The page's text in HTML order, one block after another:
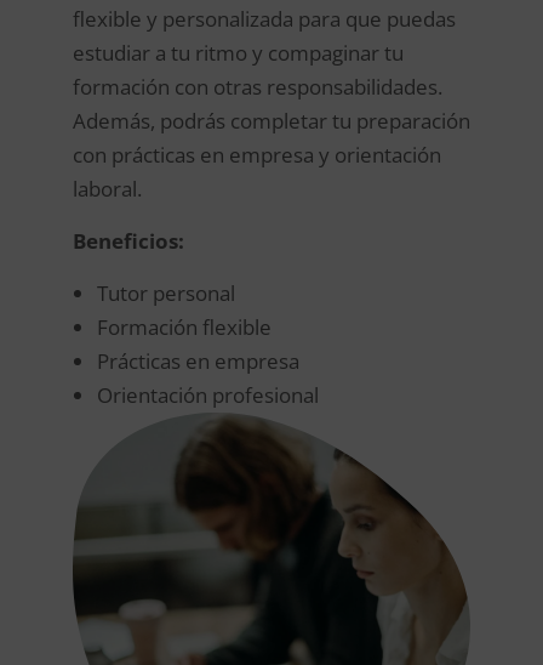
flexible y personalizada para que puedas
estudiar a tu ritmo y compaginar tu
formación con otras responsabilidades.
Además, podrás completar tu preparación
con prácticas en empresa y orientación
laboral.
Beneficios:
Tutor personal
Formación flexible
Prácticas en empresa
Orientación profesional